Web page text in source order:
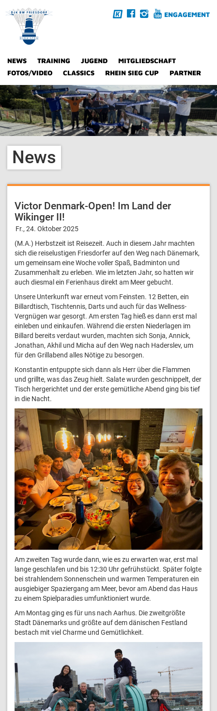
ENGAGEMENT
NEWS TRAINING JUGEND
MITGLIEDSCHAFT
FOTOS/VIDEO
CLASSICS RHEIN SIEG CUP PARTNER
News
Victor Denmark-Open! Im Land der
Wikinger II!
Fr., 24. Oktober 2025
(M.A.) Herbstzeit ist Reisezeit. Auch in diesem Jahr machten
sich die reiselustigen Friesdorfer auf den Weg nach Dänemark,
um gemeinsam eine Woche voller Spaß, Badminton und
Zusammenhalt zu erleben. Wie im letzten Jahr, so hatten wir
auch diesmal ein Ferienhaus direkt am Meer gebucht.
Unsere Unterkunft war erneut vom Feinsten. 12 Betten, ein
Billardtisch, Tischtennis, Darts und auch für das Wellness-
Vergnügen war gesorgt. Am ersten Tag hieß es dann erst mal
einleben und einkaufen. Während die ersten Niederlagen im
Billard bereits verdaut wurden, machten sich Sonja, Annick,
Jonathan, Akhil und Micha auf den Weg nach Haderslev, um
für den Grillabend alles Nötige zu besorgen.
Konstantin entpuppte sich dann als Herr über die Flammen
und grillte, was das Zeug hielt. Salate wurden geschnippelt, der
Tisch hergerichtet und der erste gemütliche Abend ging bis tief
in die Nacht.
Am zweiten Tag wurde dann, wie es zu erwarten war, erst mal
lange geschlafen und bis 12:30 Uhr gefrühstückt. Später folgte
bei strahlendem Sonnenschein und warmen Temperaturen ein
ausgiebiger Spaziergang am Meer, bevor am Abend das Haus
zu einem Spielparadies umfunktioniert wurde.
Am Montag ging es für uns nach Aarhus. Die zweitgrößte
Stadt Dänemarks und größte auf dem dänischen Festland
bestach mit viel Charme und Gemütlichkeit.